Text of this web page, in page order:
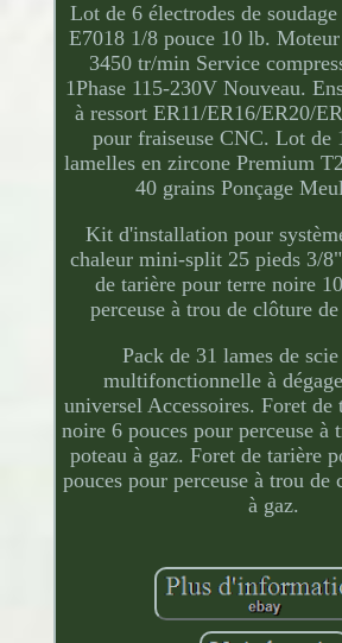
Lot de 6 électrodes de
E7018 1/8 pouce 10 lb.
3450 tr/min Service
1Phase 115-230V Nouveau.
à ressort ER11/ER16/ER20/
pour fraiseuse CNC. Lot de
lamelles en zircone Premium
40 grains Ponçage
Kit d'installation pour
chaleur mini-split 25 pieds 3/
de tarière pour terre noire
perceuse à trou de clôture
Pack de 31 lames de
multifonctionnelle à
universel Accessoires. Foret de
noire 6 pouces pour perceuse à
poteau à gaz. Foret de tarière
pouces pour perceuse à trou de
à gaz.